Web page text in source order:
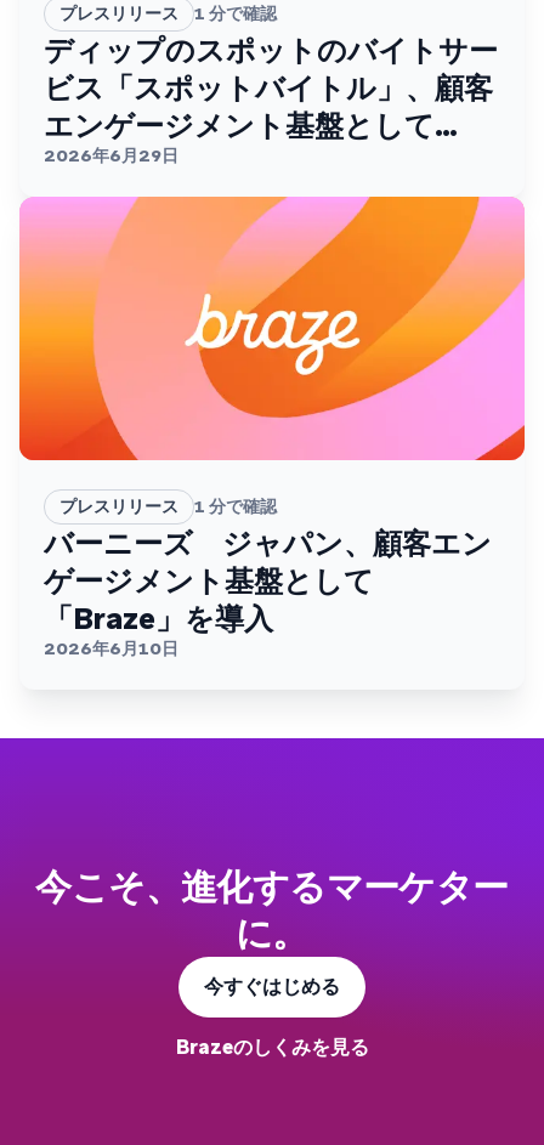
プレスリリース 1 分で確認
ディップのスポットのバイトサー
ビス「スポットバイトル」、顧客
エンゲージメント基盤として
Brazeを採用。
2026年6月29日
プレスリリース 1 分で確認
バーニーズ ジャパン、顧客エン
ゲージメント基盤として
「Braze」を導入
2026年6月10日
今こそ、進化するマーケター
に。
今すぐはじめる
Brazeのしくみを見る